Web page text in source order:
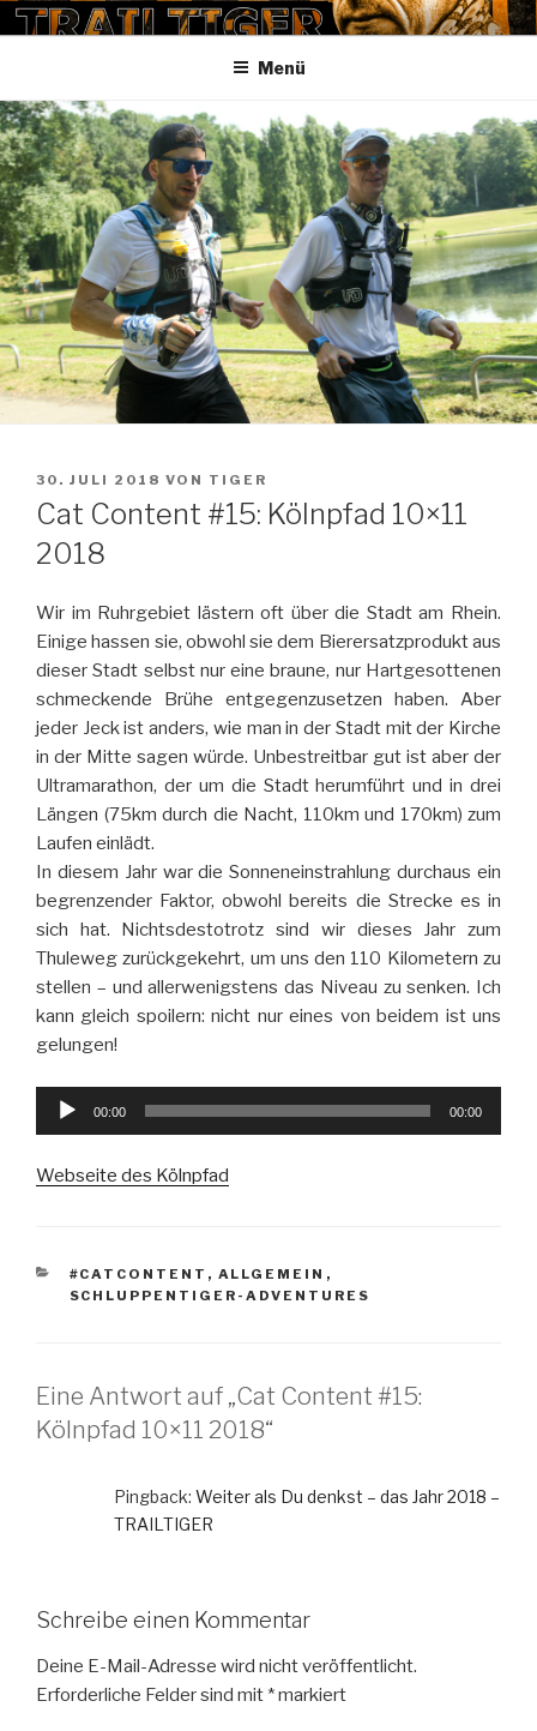
Zum
InhaltTRAILTIGER
Menü
VERÖFFENTLICHT
AM
30. JULI 2018 VON TIGER
Cat Content #15: Kölnpfad 10×11
2018
Wir im Ruhrgebiet lästern oft über die Stadt am Rhein.
Einige hassen sie, obwohl sie dem Bierersatzprodukt aus
dieser Stadt selbst nur eine braune, nur Hartgesottenen
schmeckende Brühe entgegenzusetzen haben. Aber
jeder Jeck ist anders, wie man in der Stadt mit der Kirche
in der Mitte sagen würde. Unbestreitbar gut ist aber der
Ultramarathon, der um die Stadt herumführt und in drei
Längen (75km durch die Nacht, 110km und 170km) zum
Laufen einlädt.
In diesem Jahr war die Sonneneinstrahlung durchaus ein
begrenzender Faktor, obwohl bereits die Strecke es in
sich hat. Nichtsdestotrotz sind wir dieses Jahr zum
Thuleweg zurückgekehrt, um uns den 110 Kilometern zu
stellen – und allerwenigstens das Niveau zu senken. Ich
kann gleich spoilern: nicht nur eines von beidem ist uns
gelungen!
Audio-
00:00 00:00
Webseite des Kölnpfad
KATEGORIEN
#CATCONTENT , ALLGEMEIN ,
SCHLUPPENTIGER-ADVENTURES
Eine Antwort auf „Cat Content #15:
Kölnpfad 10×11 2018“
Pingback: Weiter als Du denkst – das Jahr 2018 –
TRAILTIGER
Schreibe einen Kommentar
Deine E-Mail-Adresse wird nicht veröffentlicht.
Erforderliche Felder sind mit *markiert